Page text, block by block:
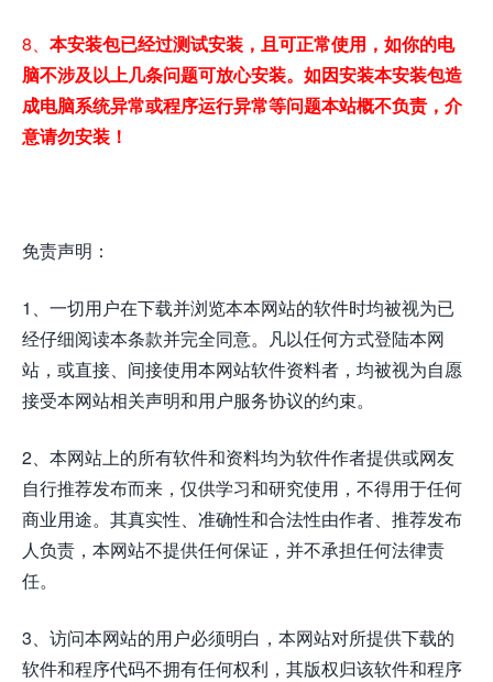
8、 本安装包已经过测试安装，且可正常使用，如你的电
脑不涉及以上几条问题可放心安装。如因安装本安装包造
成电脑系统异常或程序运行异常等问题本站概不负责，介
意请勿安装！
免责声明：
1、一切用户在下载并浏览本本网站的软件时均被视为已
经仔细阅读本条款并完全同意。凡以任何方式登陆本网
站，或直接、间接使用本网站软件资料者，均被视为自愿
接受本网站相关声明和用户服务协议的约束。
2、本网站上的所有软件和资料均为软件作者提供或网友
自行推荐发布而来，仅供学习和研究使用，不得用于任何
商业用途。其真实性、准确性和合法性由作者、推荐发布
人负责，本网站不提供任何保证，并不承担任何法律责
任。
3、访问本网站的用户必须明白，本网站对所提供下载的
软件和程序代码不拥有任何权利，其版权归该软件和程序